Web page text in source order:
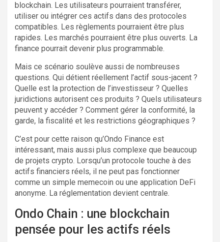
blockchain. Les utilisateurs pourraient transférer,
utiliser ou intégrer ces actifs dans des protocoles
compatibles. Les règlements pourraient être plus
rapides. Les marchés pourraient être plus ouverts. La
finance pourrait devenir plus programmable.
Mais ce scénario soulève aussi de nombreuses
questions. Qui détient réellement l’actif sous-jacent ?
Quelle est la protection de l’investisseur ? Quelles
juridictions autorisent ces produits ? Quels utilisateurs
peuvent y accéder ? Comment gérer la conformité, la
garde, la fiscalité et les restrictions géographiques ?
C’est pour cette raison qu’Ondo Finance est
intéressant, mais aussi plus complexe que beaucoup
de projets crypto. Lorsqu’un protocole touche à des
actifs financiers réels, il ne peut pas fonctionner
comme un simple memecoin ou une application DeFi
anonyme. La réglementation devient centrale.
Ondo Chain : une blockchain
pensée pour les actifs réels